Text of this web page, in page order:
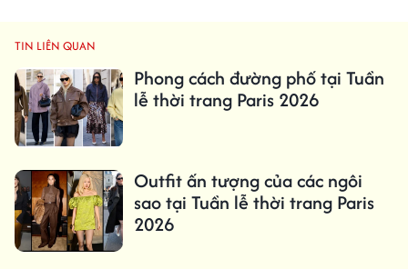
TIN LIÊN QUAN
Phong cách đường phố tại Tuần
lễ thời trang Paris 2026
Outfit ấn tượng của các ngôi
sao tại Tuần lễ thời trang Paris
2026